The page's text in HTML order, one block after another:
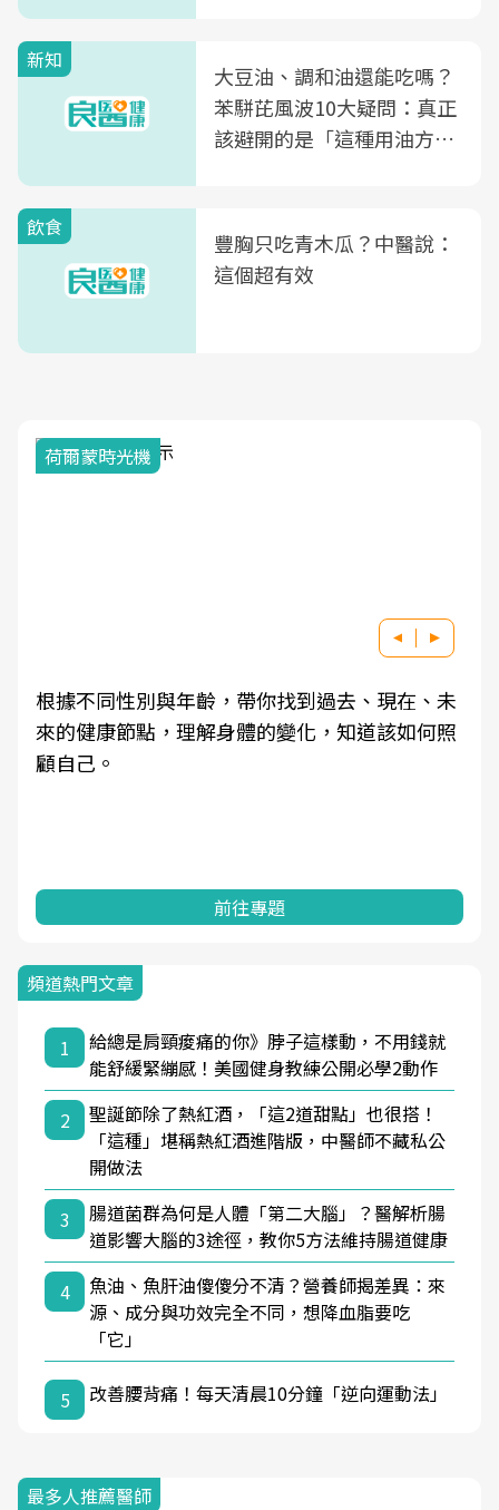
新知
大豆油、調和油還能吃嗎？
苯駢芘風波10大疑問：真正
該避開的是「這種用油方
飲食
豐胸只吃青木瓜？中醫說：
這個超有效
荷爾蒙時光機
根據不同性別與年齡，帶你找到過去、現在、未
來的健康節點，理解身體的變化，知道該如何照
顧自己。
前往專題
頻道熱門文章
1
給總是肩頸痠痛的你》脖子這樣動，不用錢就
能舒緩緊繃感！美國健身教練公開必學2動作
2
聖誕節除了熱紅酒，「這2道甜點」也很搭！
「這種」堪稱熱紅酒進階版，中醫師不藏私公
開做法
3
腸道菌群為何是人體「第二大腦」？醫解析腸
道影響大腦的3途徑，教你5方法維持腸道健康
4
魚油、魚肝油傻傻分不清？營養師揭差異：來
源、成分與功效完全不同，想降血脂要吃
「它」
5 改善腰背痛！每天清晨10分鐘「逆向運動法」
最多人推薦醫師